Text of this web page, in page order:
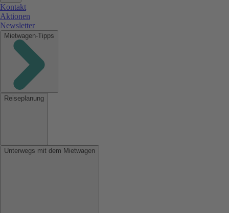
Kontakt
Aktionen
Newsletter
Mietwagen-Tipps
Reiseplanung
Unterwegs mit dem Mietwagen